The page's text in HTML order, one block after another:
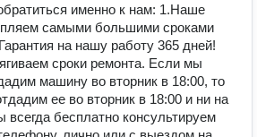
именно к нам: 1.Наше
самыми большими сроками
на нашу работу 365 дней!
сроки ремонта. Если мы
машину во вторник в 18:00, то
ее во вторник в 18:00 и ни на
бесплатно консультируем